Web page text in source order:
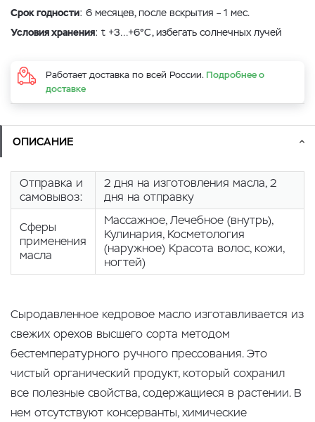
Срок годности: 6 месяцев, после вскрытия – 1 мес.
Условия хранения: t +3…+6°С, избегать солнечных лучей
Работает доставка по всей России. Подробнее о
доставке
ОПИСАНИЕ
Отправка и
самовывоз:
2 дня на изготовления масла, 2
дня на отправку
Сферы
применения
масла
Массажное, Лечебное (внутрь),
Кулинария, Косметология
(наружное) Красота волос, кожи,
ногтей)
Сыродавленное кедровое масло изготавливается из
свежих орехов высшего сорта методом
бестемпературного ручного прессования. Это
чистый органический продукт, который сохранил
все полезные свойства, содержащиеся в растении. В
нем отсутствуют консерванты, химические